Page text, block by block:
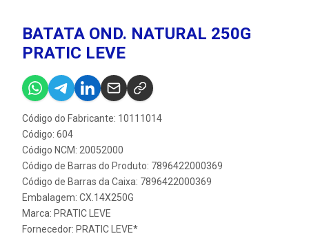
BATATA OND. NATURAL 250G
PRATIC LEVE
Código do Fabricante: 10111014
Código: 604
Código NCM: 20052000
Código de Barras do Produto: 7896422000369
Código de Barras da Caixa: 7896422000369
Embalagem: CX.14X250G
Marca: PRATIC LEVE
Fornecedor: PRATIC LEVE*